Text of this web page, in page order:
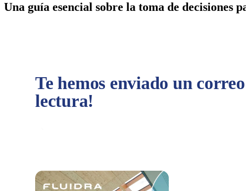
Una guía esencial sobre la toma de decisiones
Te hemos enviado un
lectura!